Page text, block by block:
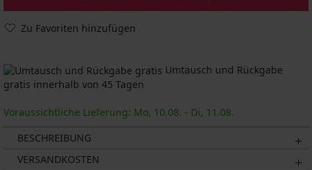
Zu Favoriten hinzufügen
Umtausch und Rückgabe
gratis innerhalb von 45 Tagen
Voraussichtliche Lieferung: Mo, 10.08. - Di, 11.08.
BESCHREIBUNG
VERSANDKOSTEN